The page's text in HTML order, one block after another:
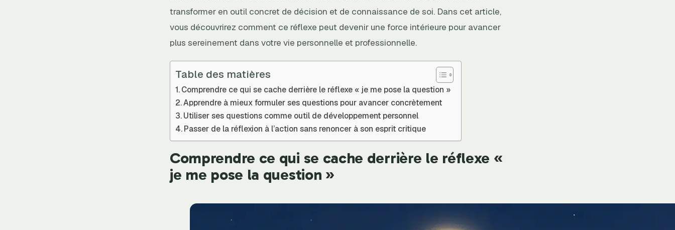
transformer en outil concret de décision et de connaissance de soi. Dans cet article,
vous découvrirez comment ce réflexe peut devenir une force intérieure pour avancer
plus sereinement dans votre vie personnelle et professionnelle.
Table des matières
Comprendre ce qui se cache derrière le réflexe « je me pose la question »
Apprendre à mieux formuler ses questions pour avancer concrètement
Utiliser ses questions comme outil de développement personnel
Passer de la réflexion à l’action sans renoncer à son esprit critique
Comprendre ce qui se cache derrière le réflexe «
je me pose la question »